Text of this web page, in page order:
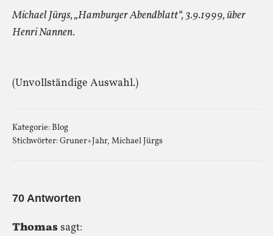
Michael Jürgs, „Hamburger Abendblatt“, 3.9.1999, über
Henri Nannen.
(Unvollständige Auswahl.)
Kategorie:Blog
Stichwörter:Gruner+Jahr, Michael Jürgs
70 Antworten
Thomassagt: